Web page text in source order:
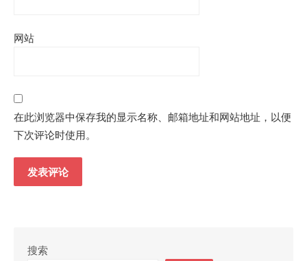
网站
在此浏览器中保存我的显示名称、邮箱地址和网站地址，以便
下次评论时使用。
搜索